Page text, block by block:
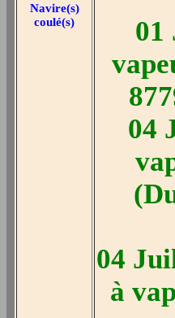
Navire(s)
coulé(s)
01
04
04
à